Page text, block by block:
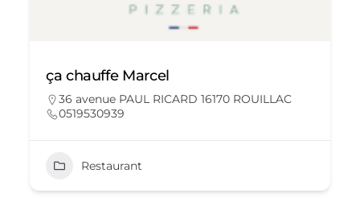
ça chauffe Marcel
36 avenue PAUL RICARD 16170 ROUILLAC
0519530939
Restaurant